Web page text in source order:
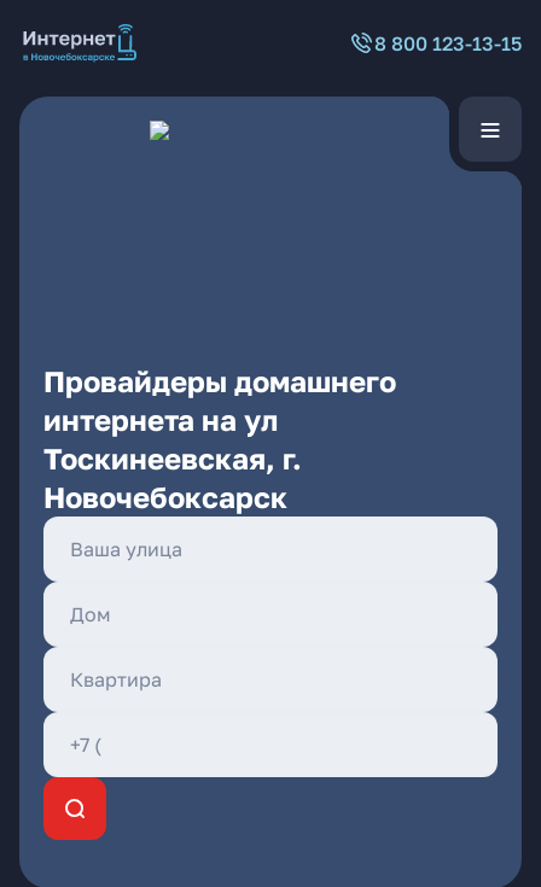
8 800 123-13-15
Провайдеры домашнего
интернета на ул
Тоскинеевская, г.
Новочебоксарск